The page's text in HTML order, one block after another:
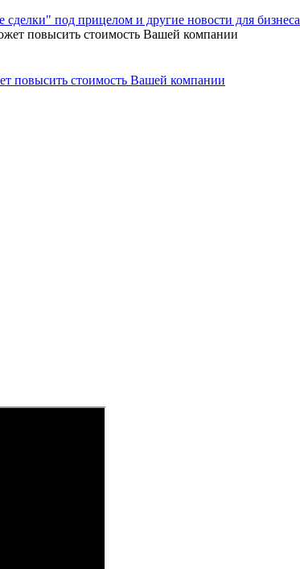
под прицелом и другие новости для бизнеса
повысить стоимость Вашей компании